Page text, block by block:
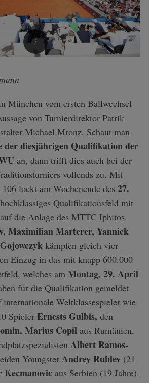
München vom ersten Ballwechsel
von Turnierdirektor Patrik
Michael Mronz. Schaut man
der diesjährigen Qualifikation der
an, dann trifft dies auch bei der
vollends zu. Mit
lockt am Wochenende des 27.
Qualifikationsfeld mit
die Anlage des MTTC Iphitos.
Maximilian Marterer, Yannick
kämpfen gleich vier
Einzug in das mit knapp 600.000
welches am Montag, 29. April
für die Qualifikation gemeldet.
Weltklassespieler wie
Spieler Ernests Gulbis, den
Marius Copil aus Rumänien,
Albert Ramos-
Youngster Andrey Rublev(21
aus Serbien (19 Jahre).